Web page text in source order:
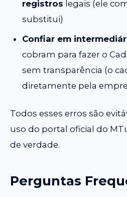
registros legais (ele
substitui)
Confiar em
cobram para fazer o
sem transparência (o
diretamente pela
Todos esses erros são
uso do portal oficial do
de verdade.
Perguntas